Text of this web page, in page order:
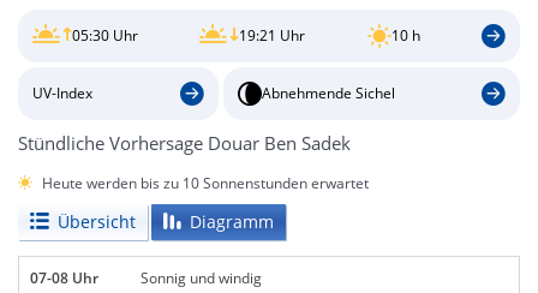
05:30 Uhr 19:21 Uhr 10 h
UV-Index Abnehmende Sichel
Stündliche Vorhersage Douar Ben Sadek
Heute werden bis zu 10 Sonnenstunden erwartet
Übersicht Diagramm
07-08 Uhr Sonnig und windig